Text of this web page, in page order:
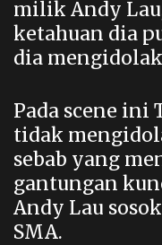
milik Andy
ketahuan dia
dia
Pada scene ini
tidak
sebab yang
gantungan
Andy Lau
SMA.